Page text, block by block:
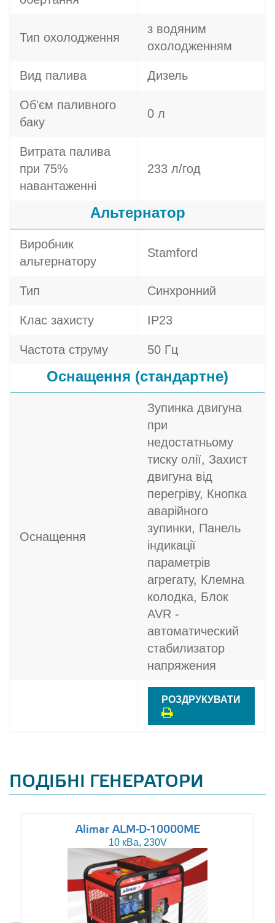
Тип охолодження
з водяним
охолодженням
Вид палива Дизель
Об'єм паливного
баку
0 л
Витрата палива
при 75%
навантаженні
233 л/год
Альтернатор
Виробник
альтернатору
Stamford
Тип Синхронний
Клас захисту IP23
Частота струму 50 Гц
Оснащення (стандартне)
Оснащення
Зупинка двигуна
при
недостатньому
тиску олії, Захист
двигуна від
перегріву, Кнопка
аварійного
зупинки, Панель
індикації
параметрів
агрегату, Клемна
колодка, Блок
AVR -
автоматический
стабилизатор
напряжения
РОЗДРУКУВАТИ
ПОДІБНІ ГЕНЕРАТОРИ
Alimar ALM-D-10000ME
10 кВа, 230V